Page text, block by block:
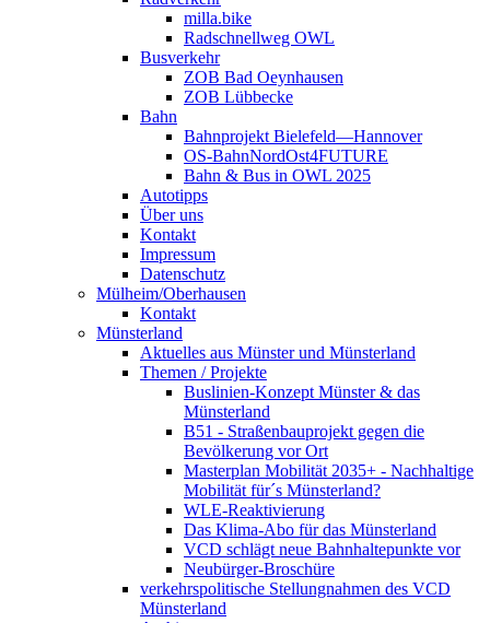
milla.bike
Radschnellweg OWL
Busverkehr
ZOB Bad Oeynhausen
ZOB Lübbecke
Bahn
Bahnprojekt Bielefeld—Hannover
OS-BahnNordOst4FUTURE
Bahn & Bus in OWL 2025
Autotipps
Über uns
Kontakt
Impressum
Datenschutz
Mülheim/Oberhausen
Kontakt
Münsterland
Aktuelles aus Münster und Münsterland
Themen / Projekte
Buslinien-Konzept Münster & das
Münsterland
B51 - Straßenbauprojekt gegen die
Bevölkerung vor Ort
Masterplan Mobilität 2035+ - Nachhaltige
Mobilität für´s Münsterland?
WLE-Reaktivierung
Das Klima-Abo für das Münsterland
VCD schlägt neue Bahnhaltepunkte vor
Neubürger-Broschüre
verkehrspolitische Stellungnahmen des VCD
Münsterland